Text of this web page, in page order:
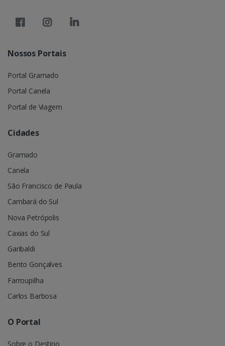
Nossos Portais
Portal Gramado
Portal Canela
Portal de Viagem
Cidades
Gramado
Canela
São Francisco de Paula
Cambará do Sul
Nova Petrópolis
Caxias do Sul
Garibaldi
Bento Gonçalves
Farroupilha
Carlos Barbosa
O Portal
Sobre o Destino